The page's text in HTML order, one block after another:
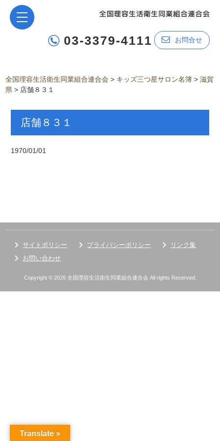
03-3379-4111 お問合せ
全国理容生活衛生同業組合連合会 > キッズ三つ星サロン名簿 >滋賀
県 > 店舗８３１
店舗８３１
1970/01/01
サイトポリシー プライバシーポリシー
リンク集
お問い合わせ
Copyright © 2026 全国理容生活衛生同業組合連合会 All rights Reserved.
Translate »